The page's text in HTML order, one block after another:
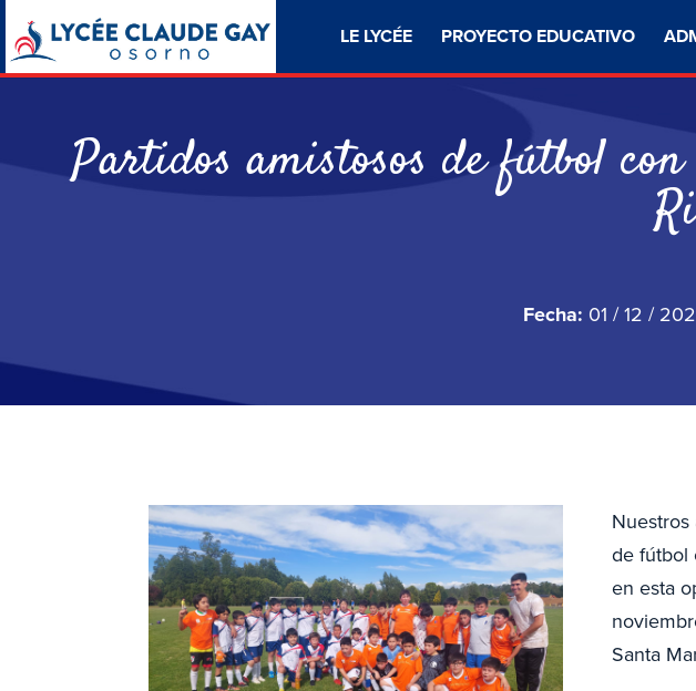
LE LYCÉE PROYECTO EDUCATIVO
Partidos amistosos de fútbol
Fecha: 01 / 12 /
de fútbol
en esta
Santa